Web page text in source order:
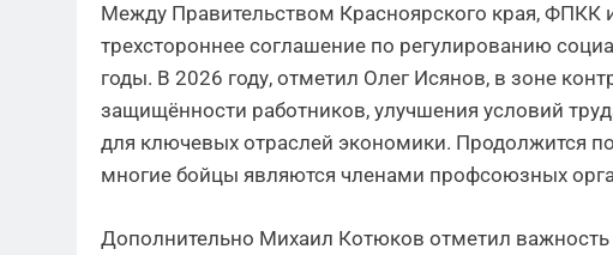
Между Правительством Красноярского края, ФПКК
трехстороннее соглашение по регулированию
годы. В 2026 году, отметил Олег Исянов, в зоне
защищённости работников, улучшения условий
для ключевых отраслей экономики. Продолжится
многие бойцы являются членами профсоюзных
Дополнительно Михаил Котюков отметил